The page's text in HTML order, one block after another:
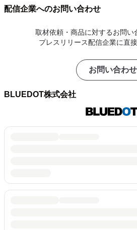
配信企業へのお問い合わせ
取材依頼・商品に対するお問い
プレスリリース配信企業に直
お問い合わせ
BLUEDOT株式会社